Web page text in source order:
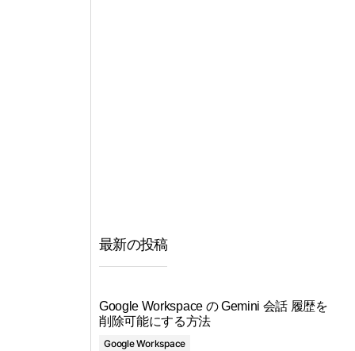
最新の投稿
Google Workspace の Gemini 会話 履歴を
削除可能にする方法
Google Workspace